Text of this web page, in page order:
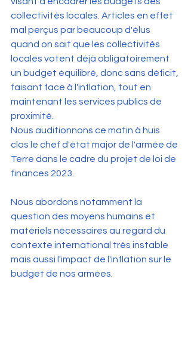
collectivités locales. Articles en effet
mal perçus par beaucoup d'élus
quand on sait que les collectivités
locales votent déjà obligatoirement
un budget équilibré, donc sans déficit,
faisant face à l'inflation, tout en
maintenant les services publics de
proximité.
Nous auditionnons ce matin à huis
clos le chef d'état major de l'armée de
Terre dans le cadre du projet de loi de
finances 2023.
Nous abordons notamment la
question des moyens humains et
matériels nécessaires au regard du
contexte international très instable
mais aussi l'impact de l'inflation sur le
budget de nos armées.